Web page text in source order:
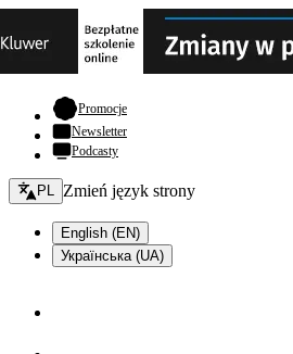
Promocje- otwiera się w nowej karcie
Newsletter
Podcasty
Zmień język - bieżący:
PL Zmień język strony
English (EN)
Українська (UA)